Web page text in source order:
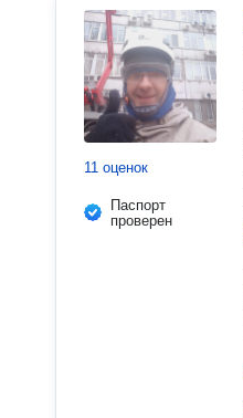
11 оценок
Паспорт
проверен